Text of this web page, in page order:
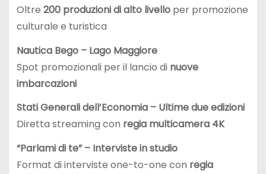
Oltre 200 produzioni di alto livelloper promozione
culturale e turistica
Nautica Bego – Lago Maggiore
Spot promozionali per il lancio di nuove
imbarcazioni
Stati Generali dell’Economia – Ultime due edizioni
Diretta streaming con regia multicamera 4K
“Parlami di te” – Interviste in studio
Format di interviste one-to-one con regia